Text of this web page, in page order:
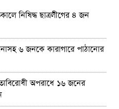
নিষিদ্ধ ছাত্রলীগের ৪ জন
৬ জনকে কারাগারে পাঠানোর
অপরাধে ১৬ জনের